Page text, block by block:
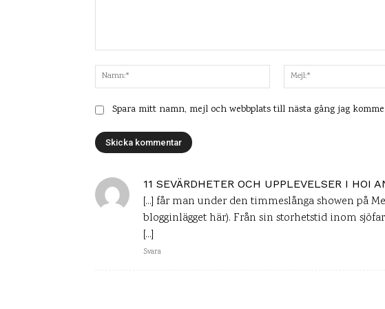
11 SEVÄRDHETER OCH UPPLEVELSER I HOI
[…] får man under den timmeslånga showen på
blogginlägget här). Från sin storhetstid inom
[…]
Svara
Namn:*
Spara mitt namn, mejl och webbplats till nästa gång jag